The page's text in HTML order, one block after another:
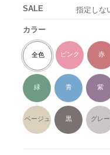
SALE
カラー
全色 ピンク 赤
緑 青 紫
ベージュ 黒 グレー